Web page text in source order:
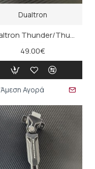
Dualtron
Dualtron Thunder/Thunder II/Thunder III/Storm/Storm LTD Ζάντα
49.00€
Άμεση Αγορά